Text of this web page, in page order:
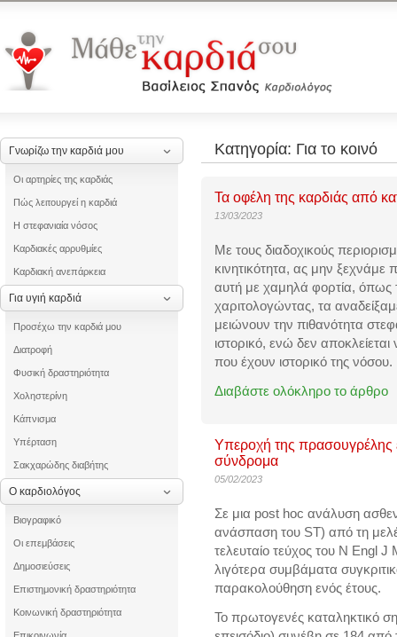
Γνωρίζω την καρδιά μου
Οι αρτηρίες της καρδιάς
Πώς λειτουργεί η καρδιά
Η στεφανιαία νόσος
Καρδιακές αρρυθμίες
Καρδιακή ανεπάρκεια
Για υγιή καρδιά
Προσέχω την καρδιά μου
Διατροφή
Φυσική δραστηριότητα
Χοληστερίνη
Κάπνισμα
Υπέρταση
Σακχαρώδης διαβήτης
Ο καρδιολόγος
Βιογραφικό
Οι επεμβάσεις
Δημοσιεύσεις
Επιστημονική δραστηριότητα
Κοινωνική δραστηριότητα
Κατηγορία: Για το κοινό
Τα οφέλη της καρδιάς από
13/03/2023
Με τους διαδοχικούς
κινητικότητα, ας μην
αυτή με χαμηλά φορτία, όπως
χαριτολογώντας, τα
μειώνουν την πιθανότητα
ιστορικό, ενώ δεν
που έχουν ιστορικό της νόσου.
Διαβάστε ολόκληρο το άρθρο
Υπεροχή της πρασουγρέλης
σύνδρομα
05/02/2023
Σε μια post hoc ανάλυση
ανάσπαση του ST) από τη
τελευταίο τεύχος του N Engl J
λιγότερα συμβάματα
παρακολούθηση ενός έτους.
Το πρωτογενές καταληκτικό